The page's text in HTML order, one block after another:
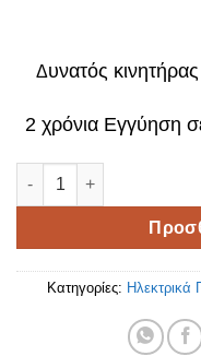
Δυνατός
2 χρόνια Εγγύηση
Leader Fox HOLAND
Κατηγορίες: Ηλεκτρικά